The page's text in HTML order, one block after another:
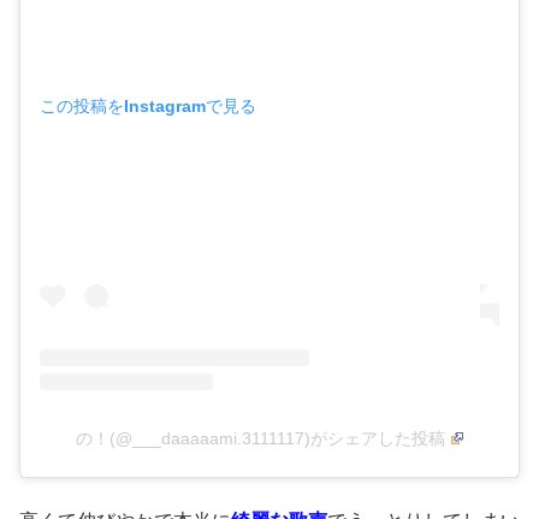
この投稿をInstagramで見る
の！(@___daaaaami.3111117)がシェアした投稿